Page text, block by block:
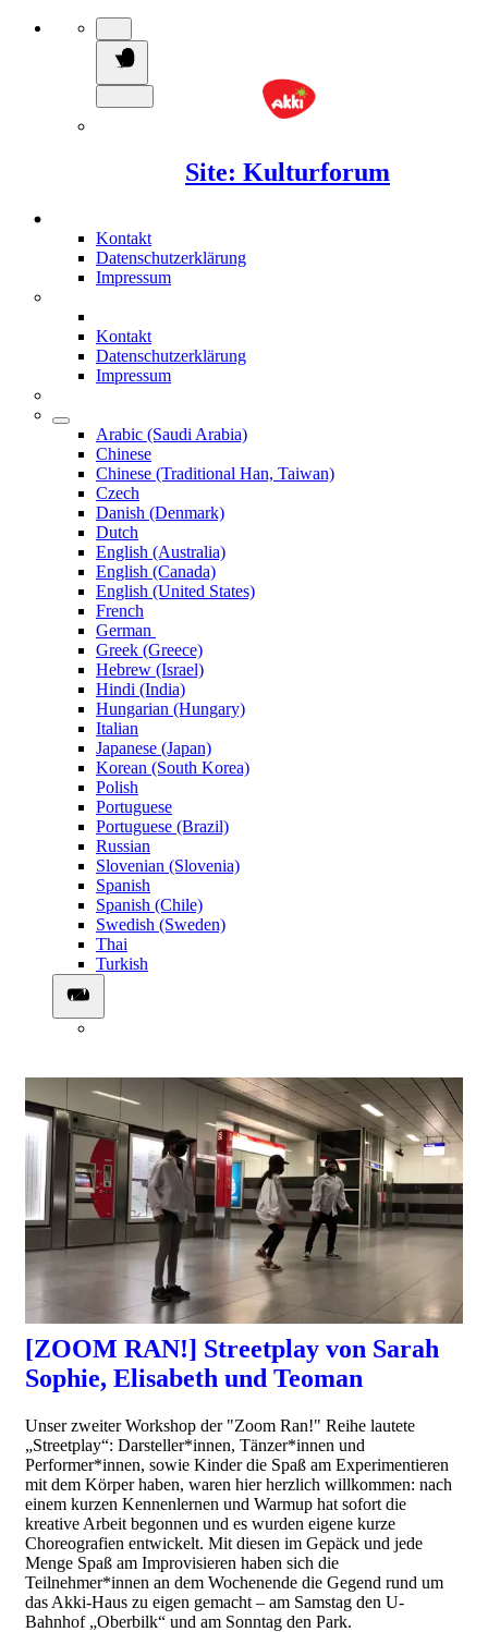
Site: Kulturforum
Kontakt
Datenschutzerklärung
Impressum
Kontakt
Datenschutzerklärung
Impressum
Arabic (Saudi Arabia)
Chinese
Chinese (Traditional Han, Taiwan)
Czech
Danish (Denmark)
Dutch
English (Australia)
English (Canada)
English (United States)
French
German
Greek (Greece)
Hebrew (Israel)
Hindi (India)
Hungarian (Hungary)
Italian
Japanese (Japan)
Korean (South Korea)
Polish
Portuguese
Portuguese (Brazil)
Russian
Slovenian (Slovenia)
Spanish
Spanish (Chile)
Swedish (Sweden)
Thai
Turkish
[ZOOM RAN!] Streetplay von Sarah
Sophie, Elisabeth und Teoman
Unser zweiter Workshop der "Zoom Ran!" Reihe lautete
„Streetplay“: Darsteller*innen, Tänzer*innen und
Performer*innen, sowie Kinder die Spaß am Experimentieren
mit dem Körper haben, waren hier herzlich willkommen: nach
einem kurzen Kennenlernen und Warmup hat sofort die
kreative Arbeit begonnen und es wurden eigene kurze
Choreografien entwickelt. Mit diesen im Gepäck und jede
Menge Spaß am Improvisieren haben sich die
Teilnehmer*innen an dem Wochenende die Gegend rund um
das Akki-Haus zu eigen gemacht – am Samstag den U-
Bahnhof „Oberbilk“ und am Sonntag den Park.